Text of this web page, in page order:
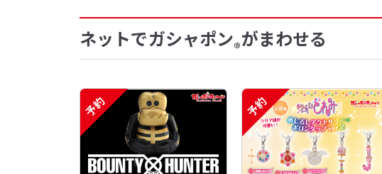
ネットでガシャポン®がまわせる
予約 予約